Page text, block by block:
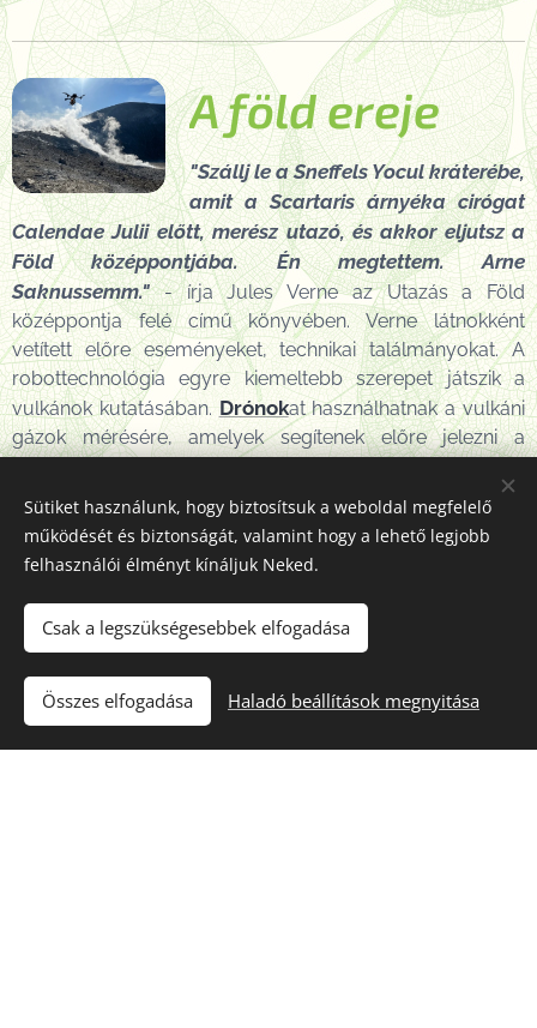
A föld ereje
"Szállj le a Sneffels Yocul kráterébe,
amit a Scartaris árnyéka cirógat
Calendae Julii előtt, merész utazó, és akkor eljutsz a
Föld középpontjába. Én megtettem. Arne
Saknussemm."- írja Jules Verne az Utazás a Föld
középpontja felé című könyvében. Verne látnokként
vetített előre eseményeket, technikai találmányokat. A
robottechnológia egyre kiemeltebb szerepet játszik a
vulkánok kutatásában. Drónokat használhatnak a vulkáni
gázok mérésére, amelyek segítenek előre jelezni a
szénkörforgást...............................
⬆️ Tetejére
Sütiket használunk, hogy biztosítsuk a weboldal megfelelő
működését és biztonságát, valamint hogy a lehető legjobb
felhasználói élményt kínáljuk Neked.
Csak a legszükségesebbek elfogadása
Összes elfogadása Haladó beállítások megnyitása